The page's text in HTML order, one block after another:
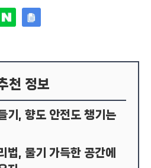
천 정보
기, 향도 안전도 챙기는
법, 물기 가득한 공간에